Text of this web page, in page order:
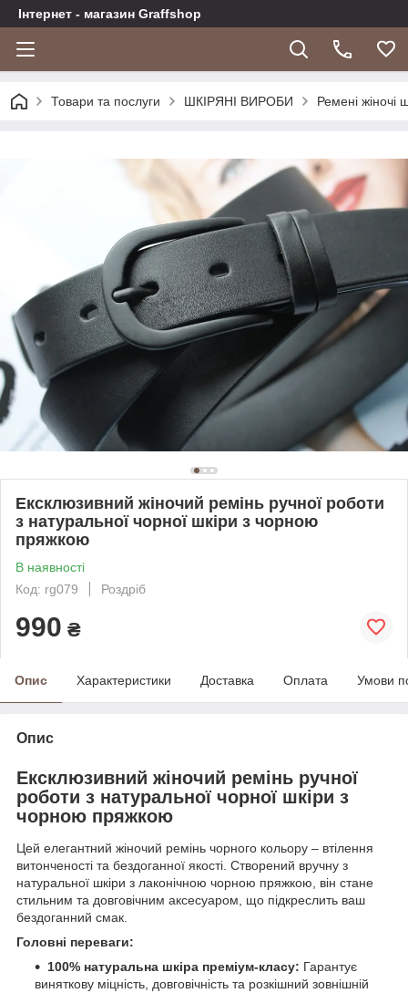
Інтернет - магазин Graffshop
Товари та послуги ШКІРЯНІ ВИРОБИ Ремені жіночі
Ексклюзивний жіночий ремінь ручної роботи
з натуральної чорної шкіри з чорною
пряжкою
В наявності
Код: rg079
Роздріб
990 ₴
Опис Характеристики Доставка Оплата Умови
Опис
Ексклюзивний жіночий ремінь ручної
роботи з натуральної чорної шкіри з
чорною пряжкою
Цей елегантний жіночий ремінь чорного кольору – втілення
витонченості та бездоганної якості. Створений вручну з
натуральної шкіри з лаконічною чорною пряжкою, він стане
стильним та довговічним аксесуаром, що підкреслить ваш
бездоганний смак.
Головні переваги:
100% натуральна шкіра преміум-класу: Гарантує
виняткову міцність, довговічність та розкішний зовнішній